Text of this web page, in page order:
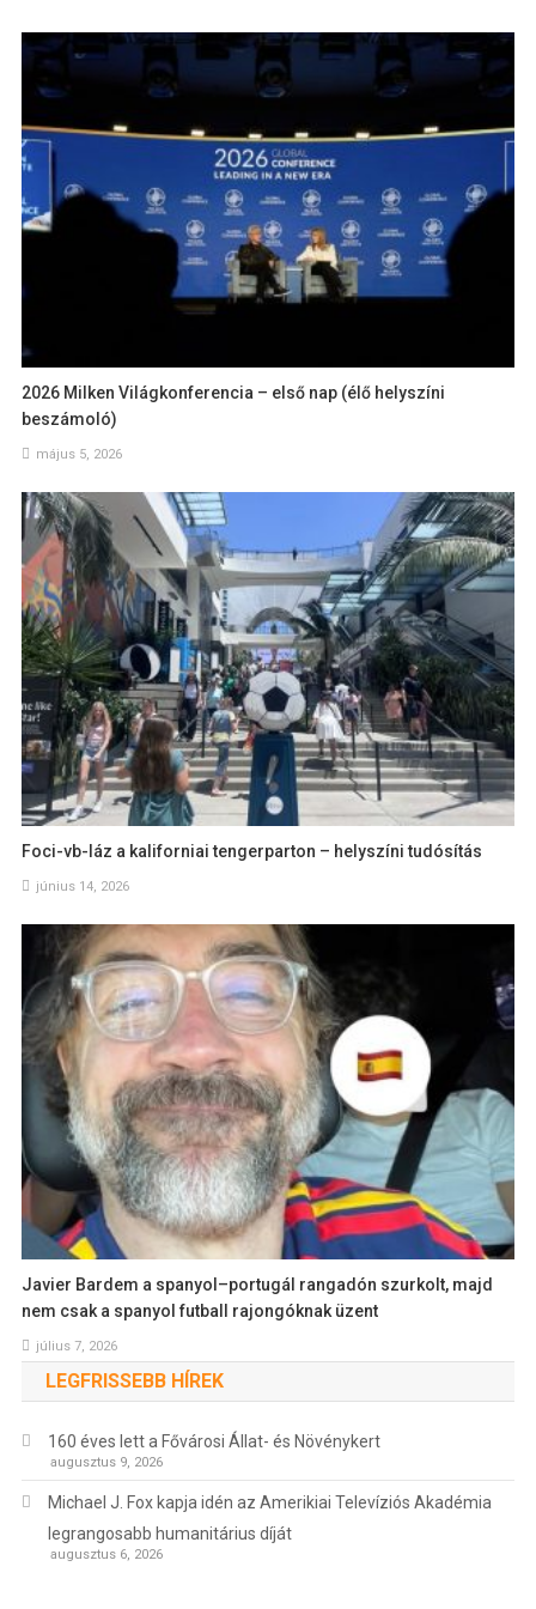
2026 Milken Világkonferencia – első nap (élő helyszíni
beszámoló)
május 5, 2026
Foci-vb-láz a kaliforniai tengerparton – helyszíni tudósítás
június 14, 2026
Javier Bardem a spanyol–portugál rangadón szurkolt, majd
nem csak a spanyol futball rajongóknak üzent
július 7, 2026
LEGFRISSEBB HÍREK
160 éves lett a Fővárosi Állat- és Növénykert
augusztus 9, 2026
Michael J. Fox kapja idén az Amerikiai Televíziós Akadémia
legrangosabb humanitárius díját
augusztus 6, 2026